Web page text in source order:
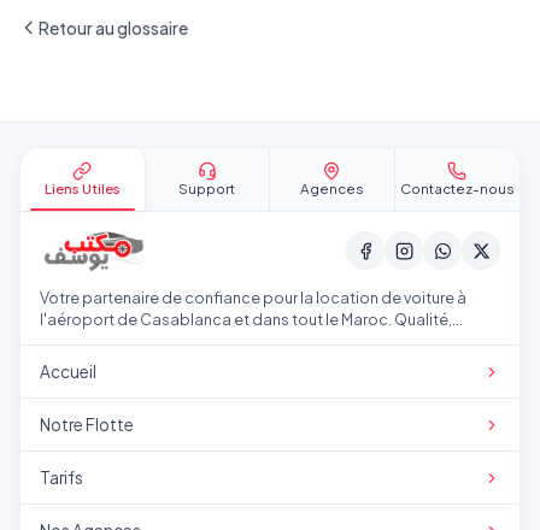
Retour au glossaire
Liens Utiles Support Agences Contactez-nous
Votre partenaire de confiance pour la location de voiture à
l'aéroport de Casablanca et dans tout le Maroc. Qualité,
Accueil
Notre Flotte
Tarifs